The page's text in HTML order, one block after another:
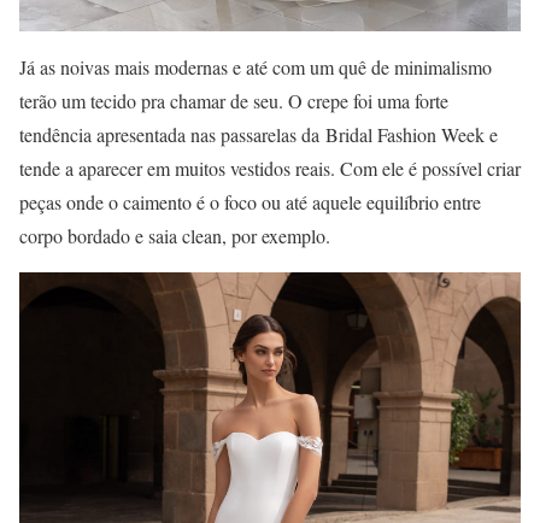
Já as noivas mais modernas e até com um quê de minimalismo
terão um tecido pra chamar de seu. O crepe foi uma forte
tendência apresentada nas passarelas da Bridal Fashion Week e
tende a aparecer em muitos vestidos reais. Com ele é possível criar
peças onde o caimento é o foco ou até aquele equilíbrio entre
corpo bordado e saia clean, por exemplo.